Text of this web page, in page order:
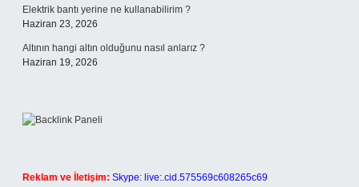
Elektrik bantı yerine ne kullanabilirim ?
Haziran 23, 2026
Altının hangi altın olduğunu nasıl anlarız ?
Haziran 19, 2026
Reklam ve İletişim: Skype: live:.cid.575569c608265c69